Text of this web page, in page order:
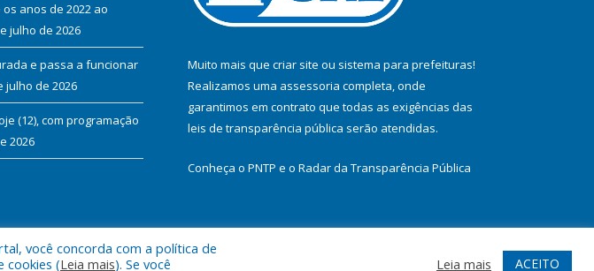
anos de 2022 ao
julho de 2026
e passa a funcionar
julho de 2026
(12), com programação
2026
Muito mais que criar site ou sistema para prefeituras!
Realizamos uma assessoria completa, onde
garantimos em contrato que todas as exigências das
leis de transparência pública serão atendidas.
Conheça o PNTP e o Radar da Transparência Pública
Mapa do Site Acessar Webmail
você concorda com a política de
cookies (Leia mais). Se você Leia mais ACEITO